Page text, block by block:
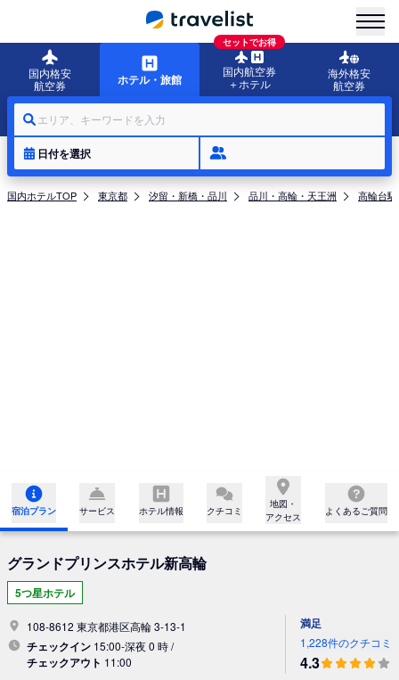
国内格安
航空券
ホテル・旅館
セットでお得
国内航空券
＋ホテル
海外格安
航空券
エリア、キーワードを入力
日付を選択
国内ホテルTOP 東京都 汐留・新橋・品川 品川・高輪・天王洲 高輪台駅
宿泊プラン サービス ホテル情報 クチコミ
地図・
アクセス
よくあるご質問
グランドプリンスホテル新高輪
5つ星ホテル
108-8612 東京都港区高輪 3-13-1
チェックイン 15:00-深夜 0 時 /
チェックアウト 11:00
満足
1,228件のクチコミ
4.3